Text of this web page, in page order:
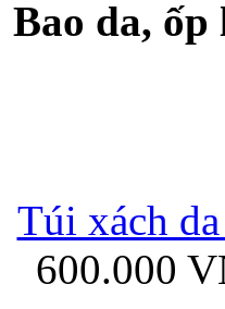
Ốp lưng silicon
Bao da,
Túi xách
600.000